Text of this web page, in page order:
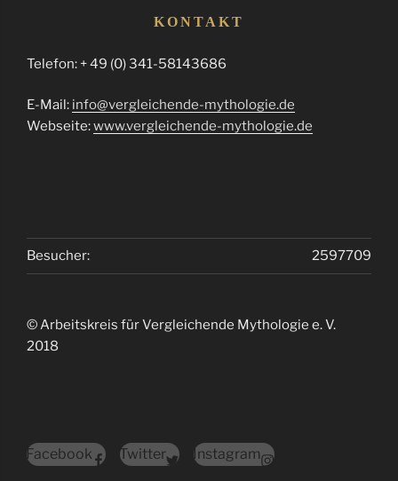
KONTAKT
Telefon: + 49 (0) 341-58143686
E-Mail: info@vergleichende-mythologie.de
Webseite:www.vergleichende-mythologie.de
2597709
Besucher:
© Arbeitskreis für Vergleichende Mythologie e. V.
2018
Facebook Twitter Instagram